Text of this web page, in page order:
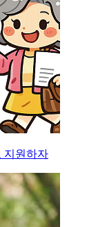
지원하자